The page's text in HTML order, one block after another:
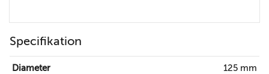
Specifikation
Diameter 125 mm